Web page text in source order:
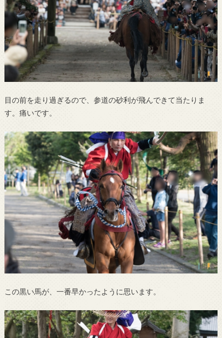
目の前を走り過ぎるので、参道の砂利が飛んできて当たりま
す。痛いです。
この黒い馬が、一番早かったように思います。